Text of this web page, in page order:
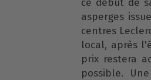
ce début de
asperges
centres
local, après
prix restera
possible.